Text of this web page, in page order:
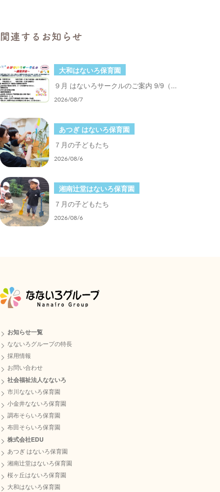
関連するお知らせ
大和はないろ保育園
９月 はないろサークルのご案内 9/9（...
2026/08/7
あつぎ はないろ保育園
７月の子どもたち
2026/08/6
湘南辻堂はないろ保育園
７月の子どもたち
2026/08/6
お知らせ一覧
なないろグループの特長
採用情報
お問い合わせ
社会福祉法人なないろ
市川なないろ保育園
小金井なないろ保育園
調布そらいろ保育園
布田そらいろ保育園
株式会社EDU
あつぎ はないろ保育園
湘南辻堂はないろ保育園
桜ヶ丘はないろ保育園
大和はないろ保育園